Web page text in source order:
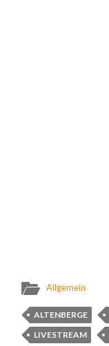
Allgemein
ALTENBERGE
LIVESTREAM